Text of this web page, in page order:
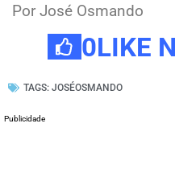
Por José Osmando
0LIKE
TAGS: JOSÉOSMANDO
Publicidade